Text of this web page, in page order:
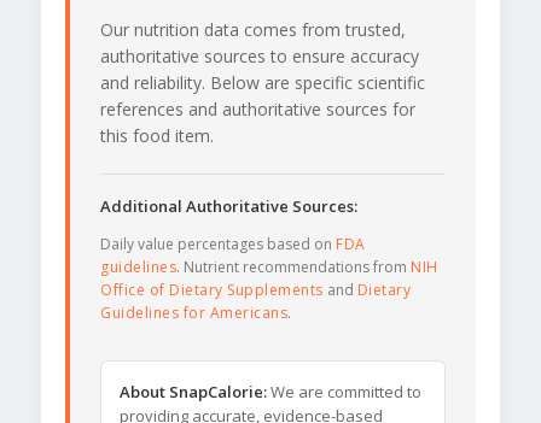
Our nutrition data comes from trusted,
authoritative sources to ensure accuracy
and reliability. Below are specific scientific
references and authoritative sources for
this food item.
Additional Authoritative Sources:
Daily value percentages based on FDA
guidelines. Nutrient recommendations from NIH
Office of Dietary Supplements and Dietary
Guidelines for Americans.
About SnapCalorie:We are committed to
providing accurate, evidence-based